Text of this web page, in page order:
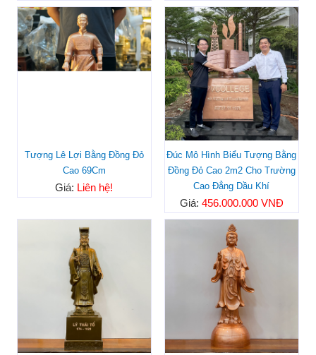
Tượng Lê Lợi Bằng Đồng Đỏ
Cao 69Cm
Giá: Liên hệ!
Đúc Mô Hình Biểu Tượng Bằng
Đồng Đỏ Cao 2m2 Cho Trường
Cao Đẳng Dầu Khí
Giá: 456.000.000 VNĐ